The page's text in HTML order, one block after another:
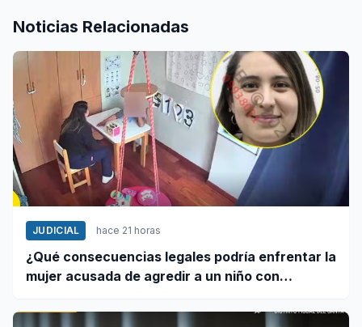
Noticias Relacionadas
JUDICIAL hace 21 horas
¿Qué consecuencias legales podría enfrentar la
mujer acusada de agredir a un niño con